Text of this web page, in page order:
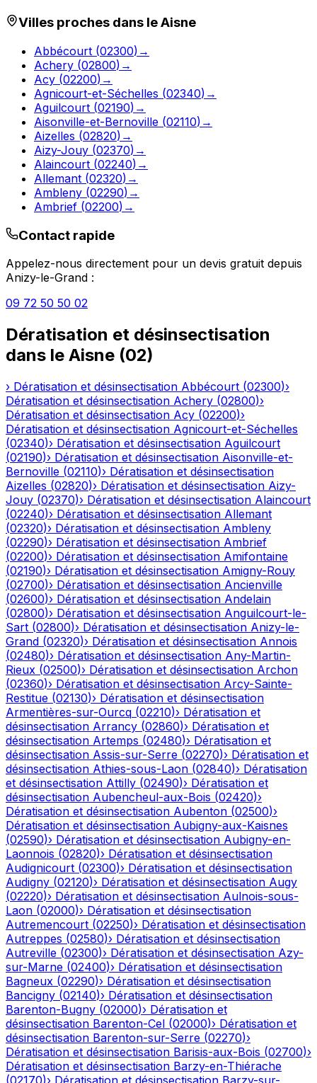
Villes proches dans leAisne
Abbécourt (02300) →
Achery (02800) →
Acy (02200) →
Agnicourt-et-Séchelles (02340) →
Aguilcourt (02190) →
Aisonville-et-Bernoville (02110) →
Aizelles (02820) →
Aizy-Jouy (02370) →
Alaincourt (02240) →
Allemant (02320) →
Ambleny (02290) →
Ambrief (02200) →
Contact rapide
Appelez-nous directement pour un devis gratuit depuis
Anizy-le-Grand :
09 72 50 50 02
Dératisation et désinsectisation
dans le Aisne (02)
› Dératisation et désinsectisation Abbécourt (02300)›
Dératisation et désinsectisation Achery (02800)›
Dératisation et désinsectisation Acy (02200)›
Dératisation et désinsectisation Agnicourt-et-Séchelles
(02340)› Dératisation et désinsectisation Aguilcourt
(02190)› Dératisation et désinsectisation Aisonville-et-
Bernoville (02110)› Dératisation et désinsectisation
Aizelles (02820)› Dératisation et désinsectisation Aizy-
Jouy (02370)› Dératisation et désinsectisation Alaincourt
(02240)› Dératisation et désinsectisation Allemant
(02320)› Dératisation et désinsectisation Ambleny
(02290)› Dératisation et désinsectisation Ambrief
(02200)› Dératisation et désinsectisation Amifontaine
(02190)› Dératisation et désinsectisation Amigny-Rouy
(02700)› Dératisation et désinsectisation Ancienville
(02600)› Dératisation et désinsectisation Andelain
(02800)› Dératisation et désinsectisation Anguilcourt-le-
Sart (02800)› Dératisation et désinsectisation Anizy-le-
Grand (02320)› Dératisation et désinsectisation Annois
(02480)› Dératisation et désinsectisation Any-Martin-
Rieux (02500)› Dératisation et désinsectisation Archon
(02360)› Dératisation et désinsectisation Arcy-Sainte-
Restitue (02130)› Dératisation et désinsectisation
Armentières-sur-Ourcq (02210)› Dératisation et
désinsectisation Arrancy (02860)› Dératisation et
désinsectisation Artemps (02480)› Dératisation et
désinsectisation Assis-sur-Serre (02270)› Dératisation et
désinsectisation Athies-sous-Laon (02840)› Dératisation
et désinsectisation Attilly (02490)› Dératisation et
désinsectisation Aubencheul-aux-Bois (02420)›
Dératisation et désinsectisation Aubenton (02500)›
Dératisation et désinsectisation Aubigny-aux-Kaisnes
(02590)› Dératisation et désinsectisation Aubigny-en-
Laonnois (02820)› Dératisation et désinsectisation
Audignicourt (02300)› Dératisation et désinsectisation
Audigny (02120)› Dératisation et désinsectisation Augy
(02220)› Dératisation et désinsectisation Aulnois-sous-
Laon (02000)› Dératisation et désinsectisation
Autremencourt (02250)› Dératisation et désinsectisation
Autreppes (02580)› Dératisation et désinsectisation
Autreville (02300)› Dératisation et désinsectisation Azy-
sur-Marne (02400)› Dératisation et désinsectisation
Bagneux (02290)› Dératisation et désinsectisation
Bancigny (02140)› Dératisation et désinsectisation
Barenton-Bugny (02000)› Dératisation et
désinsectisation Barenton-Cel (02000)› Dératisation et
désinsectisation Barenton-sur-Serre (02270)›
Dératisation et désinsectisation Barisis-aux-Bois (02700)›
Dératisation et désinsectisation Barzy-en-Thiérache